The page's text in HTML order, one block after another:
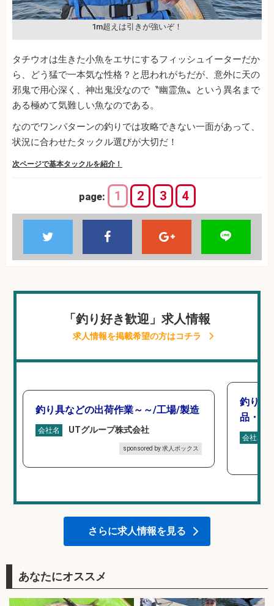
1m超えは引きが強いぞ！
タチウオは生きた小魚をエサにするフィッシュイーターだか
ら、どう猛で一本気な性格？と思われがちだが、意外に天の
邪鬼で用心深く、神出鬼没なので〝幽霊魚〟という異名まで
ある極めて気難しい魚なのである。
なのでワンパターンの釣りでは攻略できない一面があって、
状況に合わせたタックル選びが大切だ！
次ページで基本タックルを紹介！
page: 1 2 3 4
「釣り好き歓迎」求人情報
求人情報を掲載希望の方はコチラ
釣り具などの出荷作業～～/工場/製造
会社名 UTグループ株式会社
sponsored by 求人ボックス
釣り具
品・工
会社名
さらに求人情報を見る
あなたにオススメ